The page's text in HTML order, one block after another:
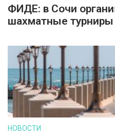
ФИДЕ: в Сочи
шахматные турниры
НОВОСТИ